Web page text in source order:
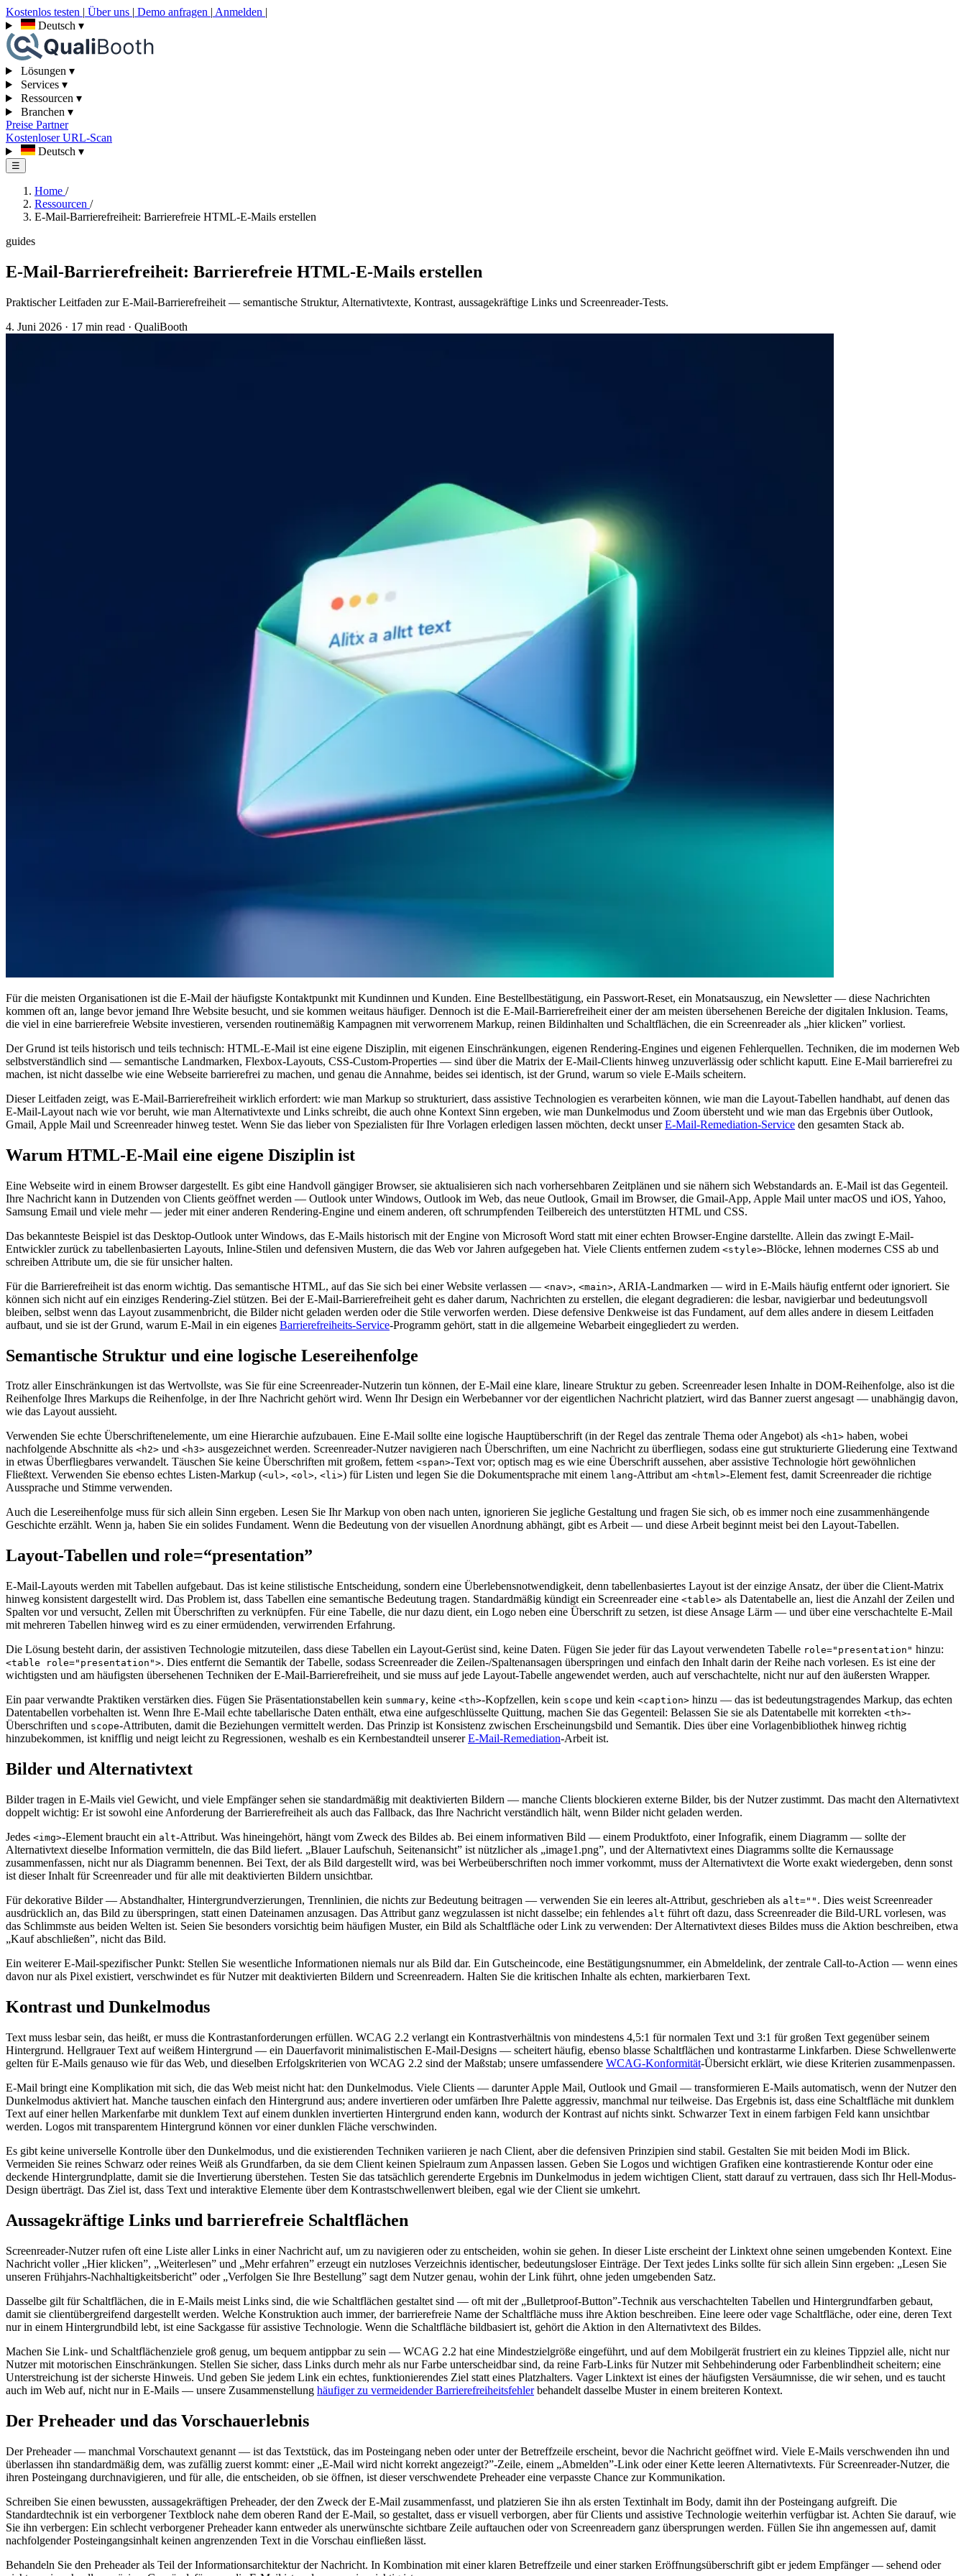
Kostenlos testen | Über uns | Demo anfragen | Anmelden |
Deutsch ▾
Lösungen ▾
Services ▾
Ressourcen ▾
Branchen ▾
Preise Partner
Kostenloser URL-Scan
Deutsch ▾
☰
Home /
Ressourcen /
E-Mail-Barrierefreiheit: Barrierefreie HTML-E-Mails erstellen
guides
E-Mail-Barrierefreiheit: Barrierefreie HTML-E-Mails erstellen
Praktischer Leitfaden zur E-Mail-Barrierefreiheit — semantische Struktur, Alternativtexte, Kontrast, aussagekräftige Links und Screenreader-Tests.
4. Juni 2026 · 17 min read · QualiBooth
Für die meisten Organisationen ist die E-Mail der häufigste Kontaktpunkt mit Kundinnen und Kunden. Eine Bestellbestätigung, ein Passwort-Reset, ein Monatsauszug, ein Newsletter — diese Nachrichten
kommen oft an, lange bevor jemand Ihre Website besucht, und sie kommen weitaus häufiger. Dennoch ist die E-Mail-Barrierefreiheit einer der am meisten übersehenen Bereiche der digitalen Inklusion. Teams,
die viel in eine barrierefreie Website investieren, versenden routinemäßig Kampagnen mit verworrenem Markup, reinen Bildinhalten und Schaltflächen, die ein Screenreader als „hier klicken” vorliest.
Der Grund ist teils historisch und teils technisch: HTML-E-Mail ist eine eigene Disziplin, mit eigenen Einschränkungen, eigenen Rendering-Engines und eigenen Fehlerquellen. Techniken, die im modernen Web
selbstverständlich sind — semantische Landmarken, Flexbox-Layouts, CSS-Custom-Properties — sind über die Matrix der E-Mail-Clients hinweg unzuverlässig oder schlicht kaputt. Eine E-Mail barrierefrei zu
machen, ist nicht dasselbe wie eine Webseite barrierefrei zu machen, und genau die Annahme, beides sei identisch, ist der Grund, warum so viele E-Mails scheitern.
Dieser Leitfaden zeigt, was E-Mail-Barrierefreiheit wirklich erfordert: wie man Markup so strukturiert, dass assistive Technologien es verarbeiten können, wie man die Layout-Tabellen handhabt, auf denen das
E-Mail-Layout nach wie vor beruht, wie man Alternativtexte und Links schreibt, die auch ohne Kontext Sinn ergeben, wie man Dunkelmodus und Zoom übersteht und wie man das Ergebnis über Outlook,
Gmail, Apple Mail und Screenreader hinweg testet. Wenn Sie das lieber von Spezialisten für Ihre Vorlagen erledigen lassen möchten, deckt unserE-Mail-Remediation-Service den gesamten Stack ab.
Warum HTML-E-Mail eine eigene Disziplin ist
Eine Webseite wird in einem Browser dargestellt. Es gibt eine Handvoll gängiger Browser, sie aktualisieren sich nach vorhersehbaren Zeitplänen und sie nähern sich Webstandards an. E-Mail ist das Gegenteil.
Ihre Nachricht kann in Dutzenden von Clients geöffnet werden — Outlook unter Windows, Outlook im Web, das neue Outlook, Gmail im Browser, die Gmail-App, Apple Mail unter macOS und iOS, Yahoo,
Samsung Email und viele mehr — jeder mit einer anderen Rendering-Engine und einem anderen, oft schrumpfenden Teilbereich des unterstützten HTML und CSS.
Das bekannteste Beispiel ist das Desktop-Outlook unter Windows, das E-Mails historisch mit der Engine von Microsoft Word statt mit einer echten Browser-Engine darstellte. Allein das zwingt E-Mail-
Entwickler zurück zu tabellenbasierten Layouts, Inline-Stilen und defensiven Mustern, die das Web vor Jahren aufgegeben hat. Viele Clients entfernen zudem <style>-Blöcke, lehnen modernes CSS ab und
schreiben Attribute um, die sie für unsicher halten.
Für die Barrierefreiheit ist das enorm wichtig. Das semantische HTML, auf das Sie sich bei einer Website verlassen — <nav>, <main>, ARIA-Landmarken — wird in E-Mails häufig entfernt oder ignoriert. Sie
können sich nicht auf ein einziges Rendering-Ziel stützen. Bei der E-Mail-Barrierefreiheit geht es daher darum, Nachrichten zu erstellen, die elegant degradieren: die lesbar, navigierbar und bedeutungsvoll
bleiben, selbst wenn das Layout zusammenbricht, die Bilder nicht geladen werden oder die Stile verworfen werden. Diese defensive Denkweise ist das Fundament, auf dem alles andere in diesem Leitfaden
aufbaut, und sie ist der Grund, warum E-Mail in ein eigenes Barrierefreiheits-Service-Programm gehört, statt in die allgemeine Webarbeit eingegliedert zu werden.
Semantische Struktur und eine logische Lesereihenfolge
Trotz aller Einschränkungen ist das Wertvollste, was Sie für eine Screenreader-Nutzerin tun können, der E-Mail eine klare, lineare Struktur zu geben. Screenreader lesen Inhalte in DOM-Reihenfolge, also ist die
Reihenfolge Ihres Markups die Reihenfolge, in der Ihre Nachricht gehört wird. Wenn Ihr Design ein Werbebanner vor der eigentlichen Nachricht platziert, wird das Banner zuerst angesagt — unabhängig davon,
wie das Layout aussieht.
Verwenden Sie echte Überschriftenelemente, um eine Hierarchie aufzubauen. Eine E-Mail sollte eine logische Hauptüberschrift (in der Regel das zentrale Thema oder Angebot) als <h1> haben, wobei
nachfolgende Abschnitte als <h2> und <h3> ausgezeichnet werden. Screenreader-Nutzer navigieren nach Überschriften, um eine Nachricht zu überfliegen, sodass eine gut strukturierte Gliederung eine Textwand
in etwas Überfliegbares verwandelt. Täuschen Sie keine Überschriften mit großem, fettem <span>-Text vor; optisch mag es wie eine Überschrift aussehen, aber assistive Technologie hört gewöhnlichen
Fließtext. Verwenden Sie ebenso echtes Listen-Markup (<ul>, <ol>, <li>) für Listen und legen Sie die Dokumentsprache mit einem lang-Attribut am <html>-Element fest, damit Screenreader die richtige
Aussprache und Stimme verwenden.
Auch die Lesereihenfolge muss für sich allein Sinn ergeben. Lesen Sie Ihr Markup von oben nach unten, ignorieren Sie jegliche Gestaltung und fragen Sie sich, ob es immer noch eine zusammenhängende
Geschichte erzählt. Wenn ja, haben Sie ein solides Fundament. Wenn die Bedeutung von der visuellen Anordnung abhängt, gibt es Arbeit — und diese Arbeit beginnt meist bei den Layout-Tabellen.
Layout-Tabellen und role=“presentation”
E-Mail-Layouts werden mit Tabellen aufgebaut. Das ist keine stilistische Entscheidung, sondern eine Überlebensnotwendigkeit, denn tabellenbasiertes Layout ist der einzige Ansatz, der über die Client-Matrix
hinweg konsistent dargestellt wird. Das Problem ist, dass Tabellen eine semantische Bedeutung tragen. Standardmäßig kündigt ein Screenreader eine <table> als Datentabelle an, liest die Anzahl der Zeilen und
Spalten vor und versucht, Zellen mit Überschriften zu verknüpfen. Für eine Tabelle, die nur dazu dient, ein Logo neben eine Überschrift zu setzen, ist diese Ansage Lärm — und über eine verschachtelte E-Mail
mit mehreren Tabellen hinweg wird es zu einer ermüdenden, verwirrenden Erfahrung.
Die Lösung besteht darin, der assistiven Technologie mitzuteilen, dass diese Tabellen ein Layout-Gerüst sind, keine Daten. Fügen Sie jeder für das Layout verwendeten Tabelle role="presentation" hinzu:
<table role="presentation">. Dies entfernt die Semantik der Tabelle, sodass Screenreader die Zeilen-/Spaltenansagen überspringen und einfach den Inhalt darin der Reihe nach vorlesen. Es ist eine der
wichtigsten und am häufigsten übersehenen Techniken der E-Mail-Barrierefreiheit, und sie muss auf jede Layout-Tabelle angewendet werden, auch auf verschachtelte, nicht nur auf den äußersten Wrapper.
Ein paar verwandte Praktiken verstärken dies. Fügen Sie Präsentationstabellen kein summary, keine <th>-Kopfzellen, kein scope und kein <caption> hinzu — das ist bedeutungstragendes Markup, das echten
Datentabellen vorbehalten ist. Wenn Ihre E-Mail echte tabellarische Daten enthält, etwa eine aufgeschlüsselte Quittung, machen Sie das Gegenteil: Belassen Sie sie als Datentabelle mit korrekten <th>-
Überschriften und scope-Attributen, damit die Beziehungen vermittelt werden. Das Prinzip ist Konsistenz zwischen Erscheinungsbild und Semantik. Dies über eine Vorlagenbibliothek hinweg richtig
hinzubekommen, ist knifflig und neigt leicht zu Regressionen, weshalb es ein Kernbestandteil unsererE-Mail-Remediation-Arbeit ist.
Bilder und Alternativtext
Bilder tragen in E-Mails viel Gewicht, und viele Empfänger sehen sie standardmäßig mit deaktivierten Bildern — manche Clients blockieren externe Bilder, bis der Nutzer zustimmt. Das macht den Alternativtext
doppelt wichtig: Er ist sowohl eine Anforderung der Barrierefreiheit als auch das Fallback, das Ihre Nachricht verständlich hält, wenn Bilder nicht geladen werden.
Jedes <img>-Element braucht ein alt-Attribut. Was hineingehört, hängt vom Zweck des Bildes ab. Bei einem informativen Bild — einem Produktfoto, einer Infografik, einem Diagramm — sollte der
Alternativtext dieselbe Information vermitteln, die das Bild liefert. „Blauer Laufschuh, Seitenansicht” ist nützlicher als „image1.png”, und der Alternativtext eines Diagramms sollte die Kernaussage
zusammenfassen, nicht nur als Diagramm benennen. Bei Text, der als Bild dargestellt wird, was bei Werbeüberschriften noch immer vorkommt, muss der Alternativtext die Worte exakt wiedergeben, denn sonst
ist dieser Inhalt für Screenreader und für alle mit deaktivierten Bildern unsichtbar.
Für dekorative Bilder — Abstandhalter, Hintergrundverzierungen, Trennlinien, die nichts zur Bedeutung beitragen — verwenden Sie ein leeres alt-Attribut, geschrieben als alt="" . Dies weist Screenreader
ausdrücklich an, das Bild zu überspringen, statt einen Dateinamen anzusagen. Das Attribut ganz wegzulassen ist nicht dasselbe; ein fehlendes alt führt oft dazu, dass Screenreader die Bild-URL vorlesen, was
das Schlimmste aus beiden Welten ist. Seien Sie besonders vorsichtig beim häufigen Muster, ein Bild als Schaltfläche oder Link zu verwenden: Der Alternativtext dieses Bildes muss die Aktion beschreiben, etwa
„Kauf abschließen”, nicht das Bild.
Ein weiterer E-Mail-spezifischer Punkt: Stellen Sie wesentliche Informationen niemals nur als Bild dar. Ein Gutscheincode, eine Bestätigungsnummer, ein Abmeldelink, der zentrale Call-to-Action — wenn eines
davon nur als Pixel existiert, verschwindet es für Nutzer mit deaktivierten Bildern und Screenreadern. Halten Sie die kritischen Inhalte als echten, markierbaren Text.
Kontrast und Dunkelmodus
Text muss lesbar sein, das heißt, er muss die Kontrastanforderungen erfüllen. WCAG 2.2 verlangt ein Kontrastverhältnis von mindestens 4,5:1 für normalen Text und 3:1 für großen Text gegenüber seinem
Hintergrund. Hellgrauer Text auf weißem Hintergrund — ein Dauerfavorit minimalistischen E-Mail-Designs — scheitert häufig, ebenso blasse Schaltflächen und kontrastarme Linkfarben. Diese Schwellenwerte
gelten für E-Mails genauso wie für das Web, und dieselben Erfolgskriterien von WCAG 2.2 sind der Maßstab; unsere umfassendere WCAG-Konformität-Übersicht erklärt, wie diese Kriterien zusammenpassen.
E-Mail bringt eine Komplikation mit sich, die das Web meist nicht hat: den Dunkelmodus. Viele Clients — darunter Apple Mail, Outlook und Gmail — transformieren E-Mails automatisch, wenn der Nutzer den
Dunkelmodus aktiviert hat. Manche tauschen einfach den Hintergrund aus; andere invertieren oder umfärben Ihre Palette aggressiv, manchmal nur teilweise. Das Ergebnis ist, dass eine Schaltfläche mit dunklem
Text auf einer hellen Markenfarbe mit dunklem Text auf einem dunklen invertierten Hintergrund enden kann, wodurch der Kontrast auf nichts sinkt. Schwarzer Text in einem farbigen Feld kann unsichtbar
werden. Logos mit transparentem Hintergrund können vor einer dunklen Fläche verschwinden.
Es gibt keine universelle Kontrolle über den Dunkelmodus, und die existierenden Techniken variieren je nach Client, aber die defensiven Prinzipien sind stabil. Gestalten Sie mit beiden Modi im Blick.
Vermeiden Sie reines Schwarz oder reines Weiß als Grundfarben, da sie dem Client keinen Spielraum zum Anpassen lassen. Geben Sie Logos und wichtigen Grafiken eine kontrastierende Kontur oder eine
deckende Hintergrundplatte, damit sie die Invertierung überstehen. Testen Sie das tatsächlich gerenderte Ergebnis im Dunkelmodus in jedem wichtigen Client, statt darauf zu vertrauen, dass sich Ihr Hell-Modus-
Design überträgt. Das Ziel ist, dass Text und interaktive Elemente über dem Kontrastschwellenwert bleiben, egal wie der Client sie umkehrt.
Aussagekräftige Links und barrierefreie Schaltflächen
Screenreader-Nutzer rufen oft eine Liste aller Links in einer Nachricht auf, um zu navigieren oder zu entscheiden, wohin sie gehen. In dieser Liste erscheint der Linktext ohne seinen umgebenden Kontext. Eine
Nachricht voller „Hier klicken”, „Weiterlesen” und „Mehr erfahren” erzeugt ein nutzloses Verzeichnis identischer, bedeutungsloser Einträge. Der Text jedes Links sollte für sich allein Sinn ergeben: „Lesen Sie
unseren Frühjahrs-Nachhaltigkeitsbericht” oder „Verfolgen Sie Ihre Bestellung” sagt dem Nutzer genau, wohin der Link führt, ohne jeden umgebenden Satz.
Dasselbe gilt für Schaltflächen, die in E-Mails meist Links sind, die wie Schaltflächen gestaltet sind — oft mit der „Bulletproof-Button”-Technik aus verschachtelten Tabellen und Hintergrundfarben gebaut,
damit sie clientübergreifend dargestellt werden. Welche Konstruktion auch immer, der barrierefreie Name der Schaltfläche muss ihre Aktion beschreiben. Eine leere oder vage Schaltfläche, oder eine, deren Text
nur in einem Hintergrundbild lebt, ist eine Sackgasse für assistive Technologie. Wenn die Schaltfläche bildbasiert ist, gehört die Aktion in den Alternativtext des Bildes.
Machen Sie Link- und Schaltflächenziele groß genug, um bequem antippbar zu sein — WCAG 2.2 hat eine Mindestzielgröße eingeführt, und auf dem Mobilgerät frustriert ein zu kleines Tippziel alle, nicht nur
Nutzer mit motorischen Einschränkungen. Stellen Sie sicher, dass Links durch mehr als nur Farbe unterscheidbar sind, da reine Farb-Links für Nutzer mit Sehbehinderung oder Farbenblindheit scheitern; eine
Unterstreichung ist der sicherste Hinweis. Und geben Sie jedem Link ein echtes, funktionierendes Ziel statt eines Platzhalters. Vager Linktext ist eines der häufigsten Versäumnisse, die wir sehen, und es taucht
auch im Web auf, nicht nur in E-Mails — unsere Zusammenstellung häufiger zu vermeidender Barrierefreiheitsfehlerbehandelt dasselbe Muster in einem breiteren Kontext.
Der Preheader und das Vorschauerlebnis
Der Preheader — manchmal Vorschautext genannt — ist das Textstück, das im Posteingang neben oder unter der Betreffzeile erscheint, bevor die Nachricht geöffnet wird. Viele E-Mails verschwenden ihn und
überlassen ihn standardmäßig dem, was zufällig zuerst kommt: einer „E-Mail wird nicht korrekt angezeigt?”-Zeile, einem „Abmelden”-Link oder einer Kette leeren Alternativtexts. Für Screenreader-Nutzer, die
ihren Posteingang durchnavigieren, und für alle, die entscheiden, ob sie öffnen, ist dieser verschwendete Preheader eine verpasste Chance zur Kommunikation.
Schreiben Sie einen bewussten, aussagekräftigen Preheader, der den Zweck der E-Mail zusammenfasst, und platzieren Sie ihn als ersten Textinhalt im Body, damit ihn der Posteingang aufgreift. Die
Standardtechnik ist ein verborgener Textblock nahe dem oberen Rand der E-Mail, so gestaltet, dass er visuell verborgen, aber für Clients und assistive Technologie weiterhin verfügbar ist. Achten Sie darauf, wie
Sie ihn verbergen: Ein schlecht verborgener Preheader kann entweder als unerwünschte sichtbare Zeile auftauchen oder von Screenreadern ganz übersprungen werden. Füllen Sie ihn angemessen auf, damit
nachfolgender Posteingangsinhalt keinen angrenzenden Text in die Vorschau einfließen lässt.
Behandeln Sie den Preheader als Teil der Informationsarchitektur der Nachricht. In Kombination mit einer klaren Betreffzeile und einer starken Eröffnungsüberschrift gibt er jedem Empfänger — sehend oder